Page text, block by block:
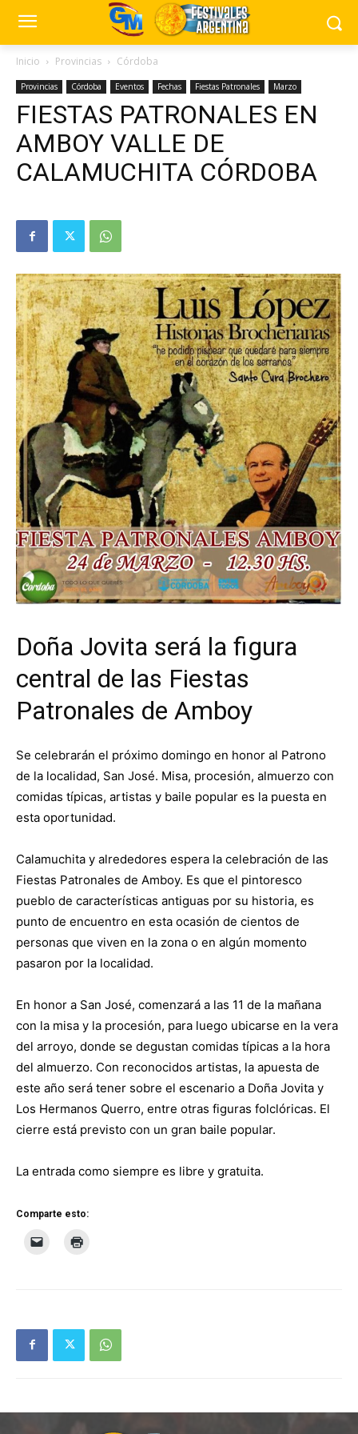
Inicio Provincias Córdoba
Provincias Córdoba Eventos Fechas Fiestas Patronales Marzo
FIESTAS PATRONALES EN
AMBOY VALLE DE
CALAMUCHITA CÓRDOBA
Doña Jovita será la figura
central de las Fiestas
Patronales de Amboy
Se celebrarán el próximo domingo en honor al Patrono
de la localidad, San José. Misa, procesión, almuerzo con
comidas típicas, artistas y baile popular es la puesta en
esta oportunidad.
Calamuchita y alrededores espera la celebración de las
Fiestas Patronales de Amboy. Es que el pintoresco
pueblo de características antiguas por su historia, es
punto de encuentro en esta ocasión de cientos de
personas que viven en la zona o en algún momento
pasaron por la localidad.
En honor a San José, comenzará a las 11 de la mañana
con la misa y la procesión, para luego ubicarse en la vera
del arroyo, donde se degustan comidas típicas a la hora
del almuerzo. Con reconocidos artistas, la apuesta de
este año será tener sobre el escenario a Doña Jovita y
Los Hermanos Querro, entre otras figuras folclóricas. El
cierre está previsto con un gran baile popular.
La entrada como siempre es libre y gratuita.
Comparte esto: